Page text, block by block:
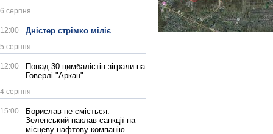
6 серпня
12:00 Дністер стрімко міліє
5 серпня
12:00
Понад 30 цимбалістів зіграли на
Говерлі "Аркан"
4 серпня
15:00
Борислав не сміється:
Зеленський наклав санкції на
місцеву нафтову компанію